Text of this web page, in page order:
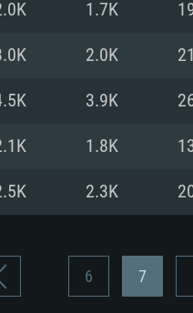
밴드 인터넷
GB (전체 클
가지며 최신 그
570 (6개월 미
1.7K
2.0K
3.9K
1.8K
2.3K
6 7